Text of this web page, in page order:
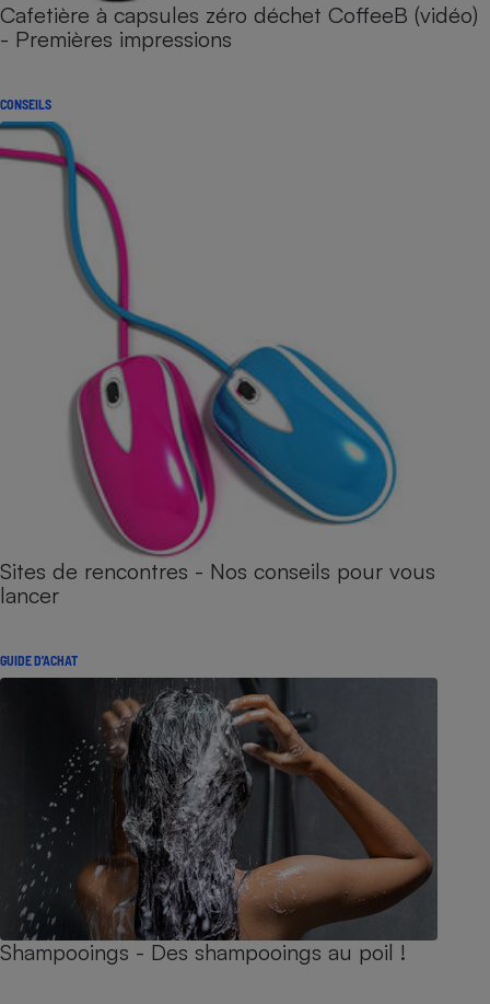
Cafetière à capsules zéro déchet CoffeeB (vidéo)
- Premières impressions
CONSEILS
Sites de rencontres - Nos conseils pour vous
lancer
GUIDE D'ACHAT
Shampooings - Des shampooings au poil !